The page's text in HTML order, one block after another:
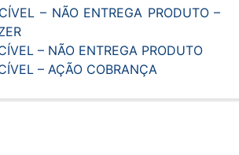
– NÃO ENTREGA PRODUTO –
– NÃO ENTREGA PRODUTO
– AÇÃO COBRANÇA